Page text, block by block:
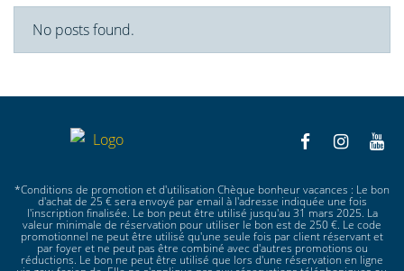
No posts found.
*Conditions de promotion et d'utilisation Chèque bonheur vacances : Le bon
d'achat de 25 € sera envoyé par email à l'adresse indiquée une fois
l'inscription finalisée. Le bon peut être utilisé jusqu'au 31 mars 2025. La
valeur minimale de réservation pour utiliser le bon est de 250 €. Le code
promotionnel ne peut être utilisé qu'une seule fois par client réservant et
par foyer et ne peut pas être combiné avec d'autres promotions ou
réductions. Le bon ne peut être utilisé que lors d'une réservation en ligne